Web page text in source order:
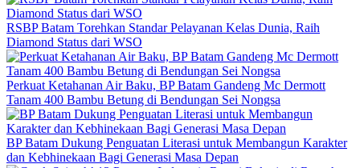
RSBP Batam Torehkan Standar Pelayanan Kelas Dunia, Raih
Diamond Status dari WSO
Perkuat Ketahanan Air Baku, BP Batam Gandeng Mc Dermott
Tanam 400 Bambu Betung di Bendungan Sei Nongsa
BP Batam Dukung Penguatan Literasi untuk Membangun Karakter
dan Kebhinekaan Bagi Generasi Masa Depan